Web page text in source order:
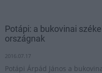
Potápi: a bukovinai
országnak
2016.07.17
Potápi Árpád János a